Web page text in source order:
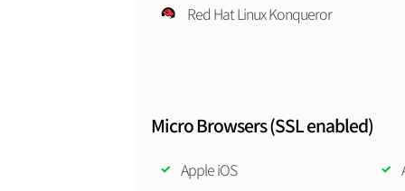
Red Hat Linux Konqueror
Micro Browsers (SSL enabled)
Apple iOS